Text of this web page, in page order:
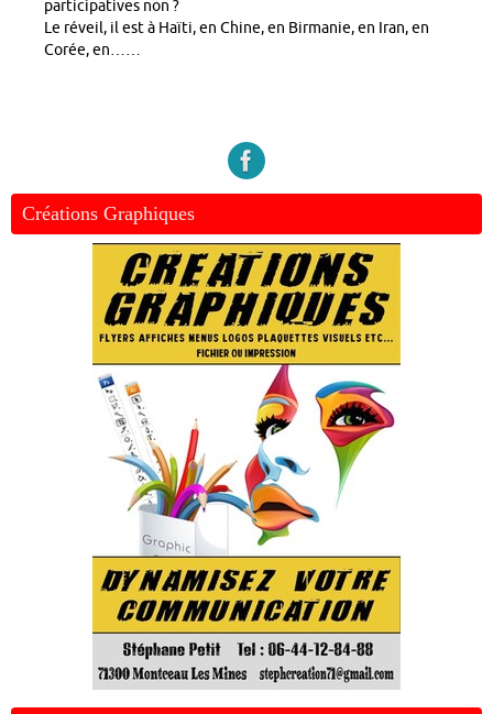
participatives non ?
Le réveil, il est à Haïti, en Chine, en Birmanie, en Iran, en
Corée, en……
Créations Graphiques